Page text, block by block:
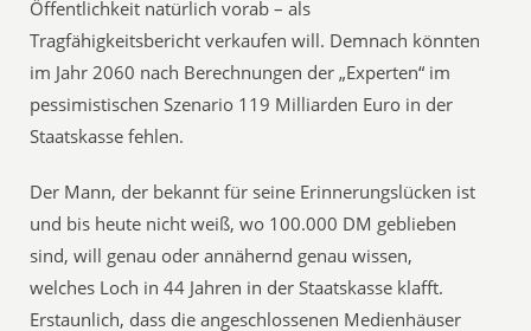
Öffentlichkeit natürlich vorab – als
Tragfähigkeitsbericht verkaufen will. Demnach könnten
im Jahr 2060 nach Berechnungen der „Experten“ im
pessimistischen Szenario 119 Milliarden Euro in der
Staatskasse fehlen.
Der Mann, der bekannt für seine Erinnerungslücken ist
und bis heute nicht weiß, wo 100.000 DM geblieben
sind, will genau oder annähernd genau wissen,
welches Loch in 44 Jahren in der Staatskasse klafft.
Erstaunlich, dass die angeschlossenen Medienhäuser